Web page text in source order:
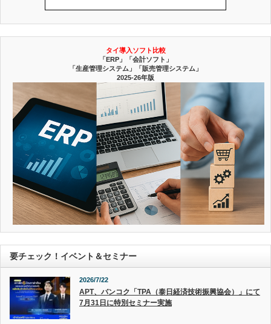
タイ導入ソフト比較
「ERP」「会計ソフト」
「生産管理システム」「販売管理システム」
2025-26年版
要チェック！イベント＆セミナー
2026/7/22
APT、バンコク「TPA（泰日経済技術振興協会）」にて
7月31日に特別セミナー実施